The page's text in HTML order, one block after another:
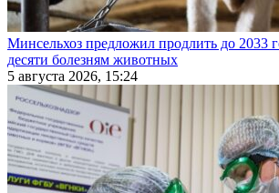
Минсельхоз предложил продлить до 2033
десяти болезням животных
5 августа 2026, 15:24